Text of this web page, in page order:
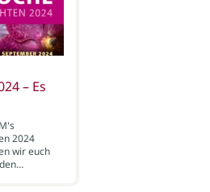
– Es
2024
wir euch